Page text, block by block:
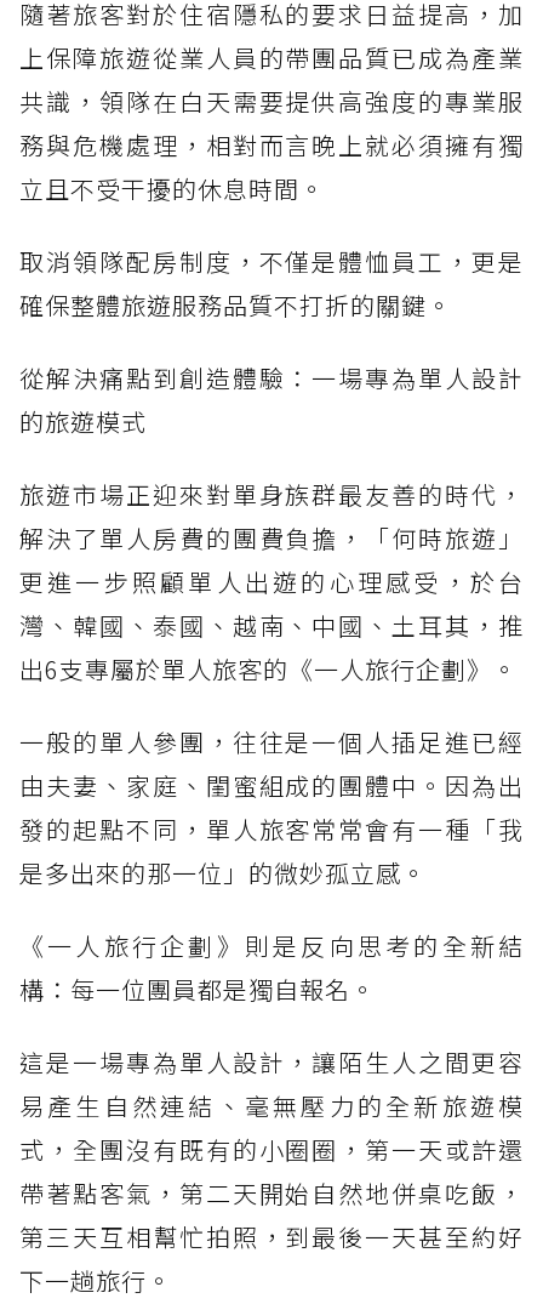
隨著旅客對於住宿隱私的要求日益提高，加
上保障旅遊從業人員的帶團品質已成為產業
共識，領隊在白天需要提供高強度的專業服
務與危機處理，相對而言晚上就必須擁有獨
立且不受干擾的休息時間。
取消領隊配房制度，不僅是體恤員工，更是
確保整體旅遊服務品質不打折的關鍵。
從解決痛點到創造體驗：一場專為單人設計
的旅遊模式
旅遊市場正迎來對單身族群最友善的時代，
解決了單人房費的團費負擔，「何時旅遊」
更進一步照顧單人出遊的心理感受，於台
灣、韓國、泰國、越南、中國、土耳其，推
出6支專屬於單人旅客的《一人旅行企劃》。
一般的單人參團，往往是一個人插足進已經
由夫妻、家庭、閨蜜組成的團體中。因為出
發的起點不同，單人旅客常常會有一種「我
是多出來的那一位」的微妙孤立感。
《一人旅行企劃》則是反向思考的全新結
構：每一位團員都是獨自報名。
這是一場專為單人設計，讓陌生人之間更容
易產生自然連結、毫無壓力的全新旅遊模
式，全團沒有既有的小圈圈，第一天或許還
帶著點客氣，第二天開始自然地併桌吃飯，
第三天互相幫忙拍照，到最後一天甚至約好
下一趟旅行。